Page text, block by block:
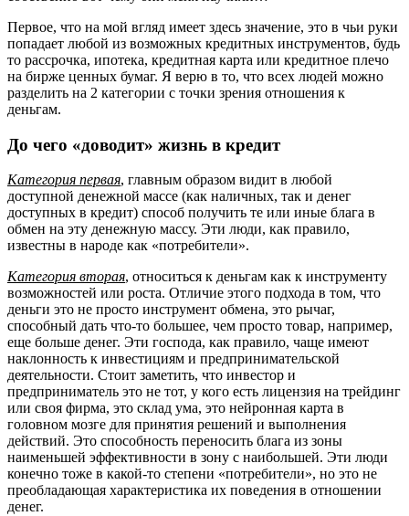
Первое, что на мой вгляд имеет здесь значение, это в чьи руки
попадает любой из возможных кредитных инструментов, будь
то рассрочка, ипотека, кредитная карта или кредитное плечо
на бирже ценных бумаг. Я верю в то, что всех людей можно
разделить на 2 категории с точки зрения отношения к
деньгам.
До чего «доводит» жизнь в кредит
Категория первая, главным образом видит в любой
доступной денежной массе (как наличных, так и денег
доступных в кредит) способ получить те или иные блага в
обмен на эту денежную массу. Эти люди, как правило,
известны в народе как «потребители».
Категория вторая, относиться к деньгам как к инструменту
возможностей или роста. Отличие этого подхода в том, что
деньги это не просто инструмент обмена, это рычаг,
способный дать что-то большее, чем просто товар, например,
еще больше денег. Эти господа, как правило, чаще имеют
наклонность к инвестициям и предпринимательской
деятельности. Стоит заметить, что инвестор и
предприниматель это не тот, у кого есть лицензия на трейдинг
или своя фирма, это склад ума, это нейронная карта в
головном мозге для принятия решений и выполнения
действий. Это способность переносить блага из зоны
наименьшей эффективности в зону с наибольшей. Эти люди
конечно тоже в какой-то степени «потребители», но это не
преобладающая характеристика их поведения в отношении
денег.